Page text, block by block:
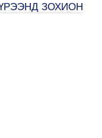
ЗОХИОН